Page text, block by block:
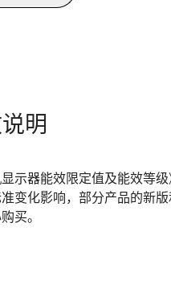
明
示器能效限定值及能效等
化影响，部分产品的新
买。